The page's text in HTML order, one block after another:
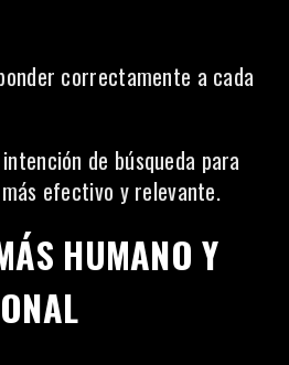
correctamente a cada
de búsqueda para
efectivo y relevante.
HUMANO Y